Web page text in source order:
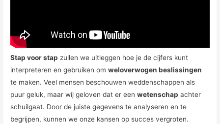
Stap voor stap zullen we uitleggen hoe je de cijfers kunt
interpreteren en gebruiken omweloverwogen beslissingen
te maken. Veel mensen beschouwen weddenschappen als
puur geluk, maar wij geloven dat er eenwetenschap achter
schuilgaat. Door de juiste gegevens te analyseren en te
begrijpen, kunnen we onze kansen op succes vergroten.